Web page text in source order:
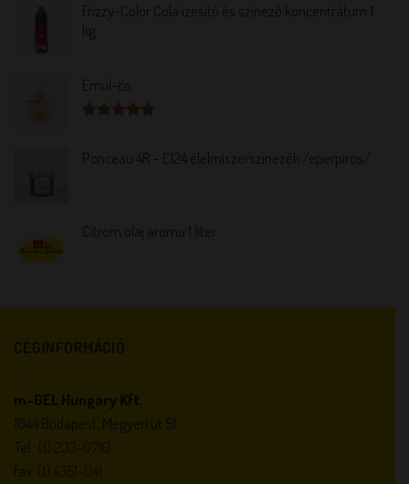
Frizzy-Color Cola ízesítő és színező koncentrátum 1
kg
Emul-co
Ponceau 4R - E124 élelmiszerszínezék /eperpiros/
Citrom olaj aroma 1 liter
CÉGINFORMÁCIÓ
m-GEL Hungary Kft.
1044 Budapest, Megyeri út 51.
Tel.:
fax: